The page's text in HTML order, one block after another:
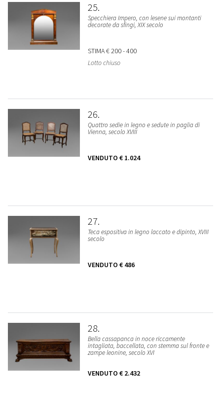
25
Specchiera Impero, con lesene sui montanti
decorate da sfingi, XIX secolo
STIMA€ 200 - 400
Lotto chiuso
26
Quattro sedie in legno e sedute in paglia di
Vienna, secolo XVIII
VENDUTO € 1.024
27
Teca espositiva in legno laccato e dipinto, XVIII
secolo
VENDUTO € 486
28
Bella cassapanca in noce riccamente
intagliata, baccellata, con stemma sul fronte e
zampe leonine, secolo XVI
VENDUTO € 2.432